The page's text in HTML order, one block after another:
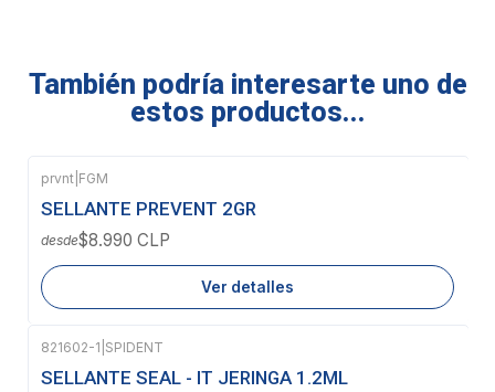
También podría interesarte uno de
estos productos...
Agotado
prvnt FGM
SELLANTE PREVENT 2GR
desde$8.990 CLP
Ver detalles
821602-1 SPIDENT
SELLANTE SEAL - IT JERINGA 1.2ML